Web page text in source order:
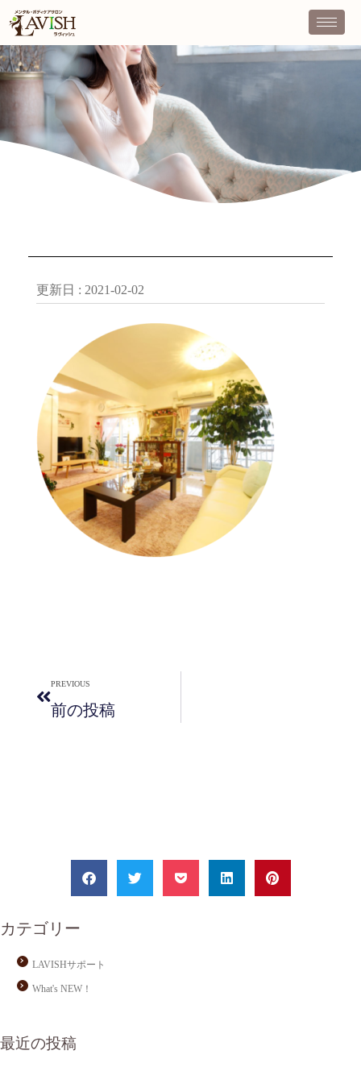
更新日 : 2021-02-02
PREVIOUS
前の投稿
カテゴリー
LAVISHサポート
What's NEW！
最近の投稿